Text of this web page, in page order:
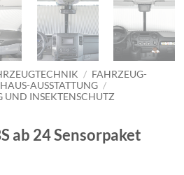
/ FAHRZEUG-
AUSSTATTUNG /
UND INSEKTENSCHUTZ
ab 24 Sensorpaket